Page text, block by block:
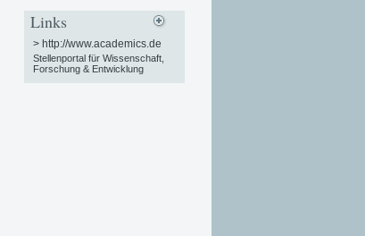
Links
> http://www.academics.de
Stellenportal für Wissenschaft,
Forschung & Entwicklung